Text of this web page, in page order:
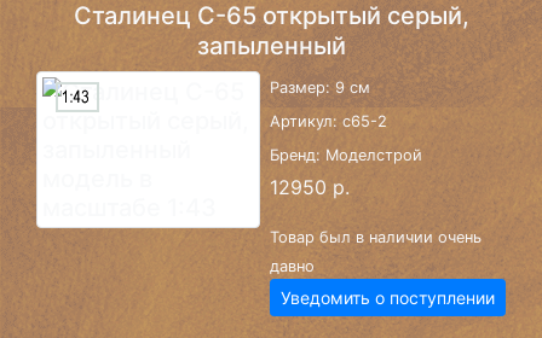
Сталинец С-65 открытый серый,
запыленный
Размер: 9 см
Артикул: c65-2
Бренд: Моделстрой
12950 р.
Товар был в наличии очень
давно
Уведомить о поступлении